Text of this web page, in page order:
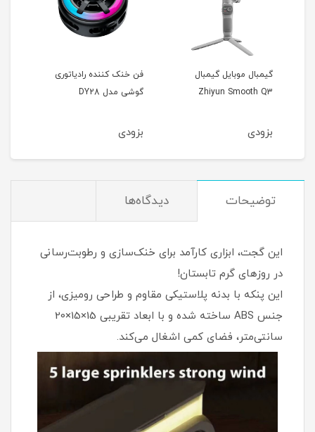
گیمبال موبایل گیمبال
Zhiyun Smooth Q3
بزودی
فن خنک کننده رادیاتوری
گوشی مدل DY28
بزودی
توضیحات دیدگاه‌ها
این گجت، ابزاری کارآمد برای خنک‌سازی و رطوبت‌رسانی
در روزهای گرم تابستان!
این پنکه با بدنه پلاستیکی مقاوم و طراحی رومیزی، از
جنس ABS ساخته شده و با ابعاد تقریبی 15×15×20
سانتی‌متر، فضای کمی اشغال می‌کند.